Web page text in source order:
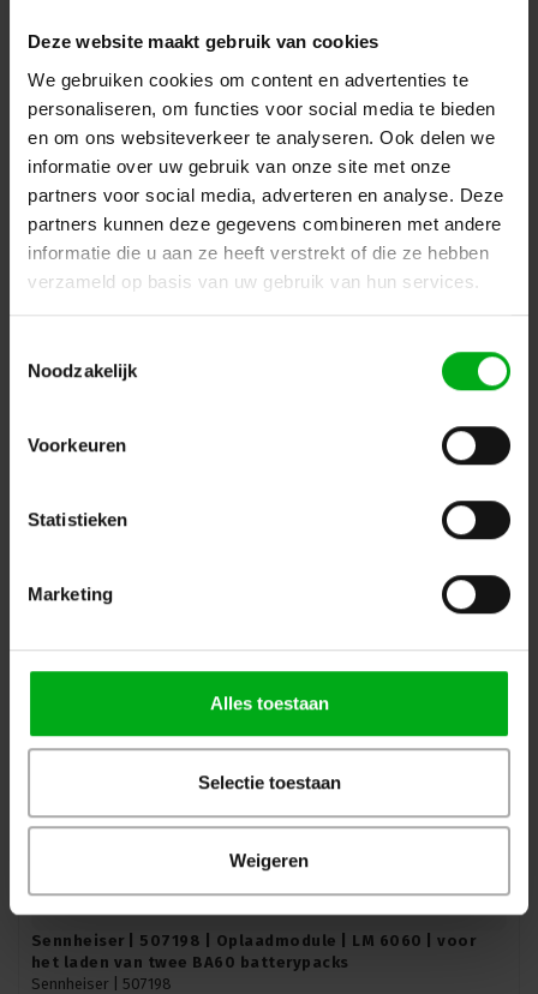
Deze website maakt gebruik van cookies
We gebruiken cookies om content en advertenties te
personaliseren, om functies voor social media te bieden
en om ons websiteverkeer te analyseren. Ook delen we
informatie over uw gebruik van onze site met onze
partners voor social media, adverteren en analyse. Deze
partners kunnen deze gegevens combineren met andere
informatie die u aan ze heeft verstrekt of die ze hebben
verzameld op basis van uw gebruik van hun services.
Noodzakelijk
Voorkeuren
Statistieken
Marketing
Alles toestaan
Selectie toestaan
Weigeren
Op voorraad levertijd 5 a 7 werkdagen
Login voor prijzen
Sennheiser | 506805 | Laadstation | CHG 2 W | draadloos
opladen | compatible met SL TableStand 133-S DW en SL
Sennheiser |
Levertijd op aanvraag
Sennheiser | 507198 | Oplaadmodule | LM 6060 | voor
het laden van twee BA60 batterypacks
Sennheiser | 507198